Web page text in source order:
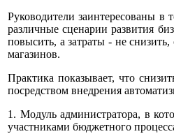
Руководители заинтересованы
различные сценарии развития
повысить, а затраты - не
магазинов.
Практика показывает, что
посредством внедрения
1. Модуль администратора, в
участниками бюджетного